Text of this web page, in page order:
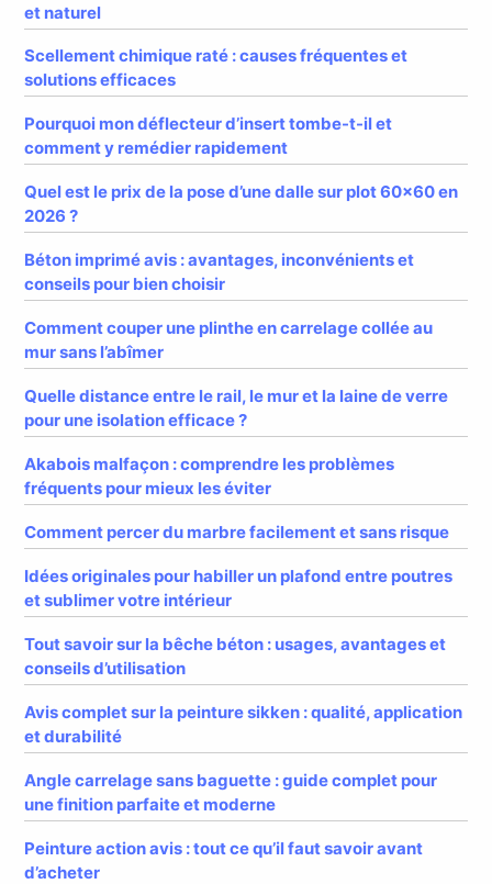
et naturel
Scellement chimique raté : causes fréquentes et
solutions efficaces
Pourquoi mon déflecteur d’insert tombe-t-il et
comment y remédier rapidement
Quel est le prix de la pose d’une dalle sur plot 60×60 en
2026 ?
Béton imprimé avis : avantages, inconvénients et
conseils pour bien choisir
Comment couper une plinthe en carrelage collée au
mur sans l’abîmer
Quelle distance entre le rail, le mur et la laine de verre
pour une isolation efficace ?
Akabois malfaçon : comprendre les problèmes
fréquents pour mieux les éviter
Comment percer du marbre facilement et sans risque
Idées originales pour habiller un plafond entre poutres
et sublimer votre intérieur
Tout savoir sur la bêche béton : usages, avantages et
conseils d’utilisation
Avis complet sur la peinture sikken : qualité, application
et durabilité
Angle carrelage sans baguette : guide complet pour
une finition parfaite et moderne
Peinture action avis : tout ce qu’il faut savoir avant
d’acheter